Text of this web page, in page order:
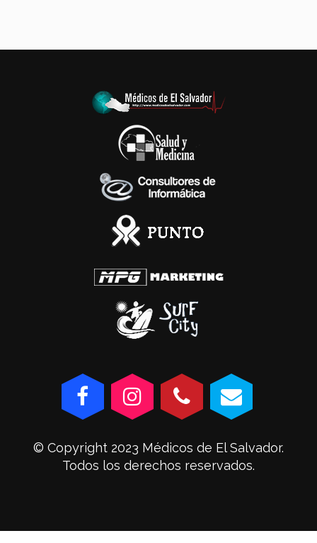
© Copyright 2023 Médicos de El Salvador.
Todos los derechos reservados.